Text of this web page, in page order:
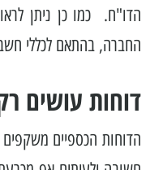
הדו"ח. כמו כן ניתן
החברה, בהתאם לכללי
דוחות עושים
הדוחות הכספיים